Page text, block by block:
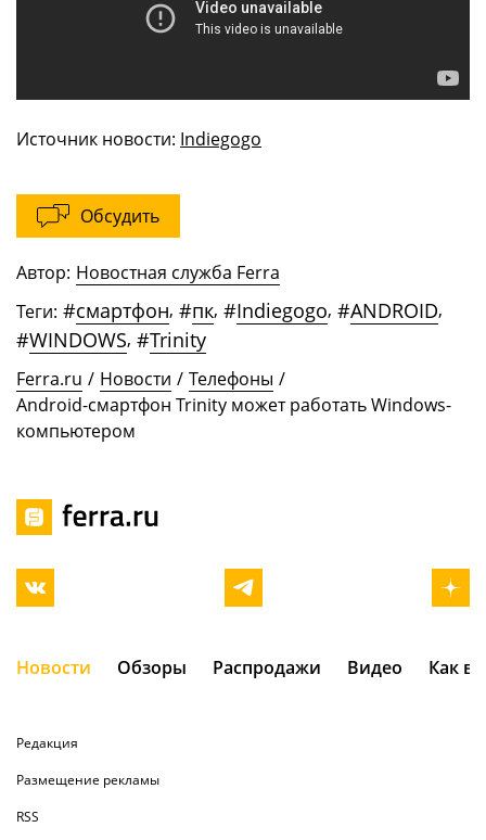
Источник новости: Indiegogo
Обсудить
Автор: Новостная служба Ferra
Теги: #смартфон, #пк, #Indiegogo, #ANDROID,
#WINDOWS, #Trinity
Ferra.ru / Новости / Телефоны /
Android-смартфон Trinity может работать Windows-
компьютером
Новости Обзоры Распродажи Видео Как
Редакция
Размещение рекламы
RSS